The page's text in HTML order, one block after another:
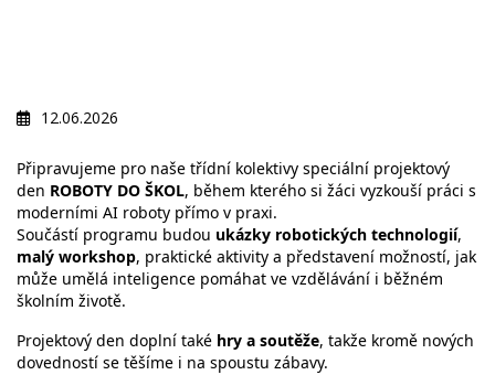
12.06.2026
Připravujeme pro naše třídní kolektivy speciální projektový
den ROBOTY DO ŠKOL, během kterého si žáci vyzkouší práci s
moderními AI roboty přímo v praxi.
Součástí programu budou ukázky robotických technologií,
malý workshop, praktické aktivity a představení možností, jak
může umělá inteligence pomáhat ve vzdělávání i běžném
školním životě.
Projektový den doplní také hry a soutěže, takže kromě nových
dovedností se těšíme i na spoustu zábavy.